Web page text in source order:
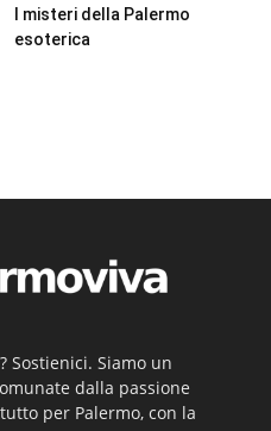
I misteri della Palermo
esoterica
Sostienici. Siamo un
dalla passione
per Palermo, con la